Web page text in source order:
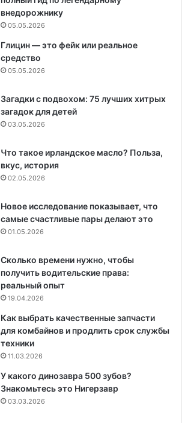
внедорожнику
05.05.2026
Глицин — это фейк или реальное
средство
05.05.2026
Загадки с подвохом: 75 лучших хитрых
загадок для детей
03.05.2026
Что такое ирландское масло? Польза,
вкус, история
02.05.2026
Новое исследование показывает, что
самые счастливые пары делают это
01.05.2026
Сколько времени нужно, чтобы
получить водительские права:
реальный опыт
19.04.2026
Как выбрать качественные запчасти
для комбайнов и продлить срок службы
техники
11.03.2026
У какого динозавра 500 зубов?
Знакомьтесь это Нигерзавр
03.03.2026